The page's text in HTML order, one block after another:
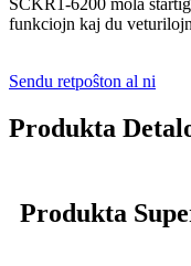
SCKR1-6200 mola
funkciojn kaj du
Sendu retpoŝton al ni
Produkta
Produkta